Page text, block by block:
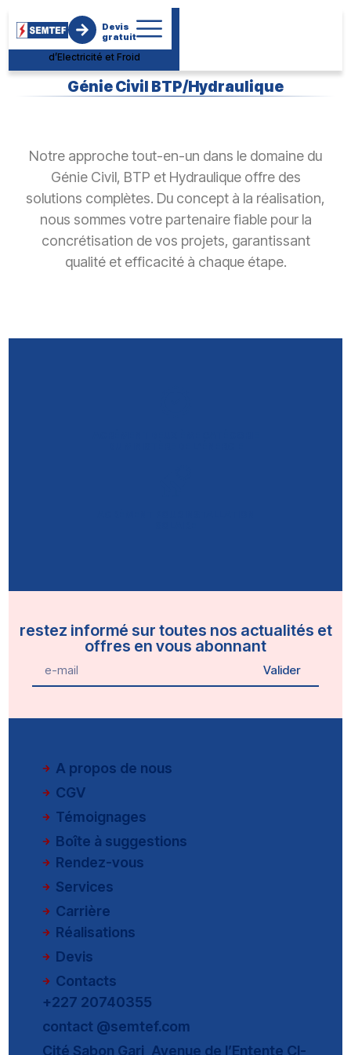
Société
d’Electromécanique de
Maintenance des Travaux
d’Electricité et Froid
Devis
gratuit
Génie Civil BTP/Hydraulique
Notre approche tout-en-un dans le domaine du
Génie Civil, BTP et Hydraulique offre des
solutions complètes. Du concept à la réalisation,
nous sommes votre partenaire fiable pour la
concrétisation de vos projets, garantissant
qualité et efficacité à chaque étape.
restez informé sur toutes nos actualités et
offres en vous abonnant
Valider
A propos de nous
CGV
Témoignages
Boîte à suggestions
Rendez-vous
Services
Carrière
Réalisations
Devis
Contacts
+227 20740355
contact @semtef.com
Cité Sabon Gari, Avenue de l’Entente CI-